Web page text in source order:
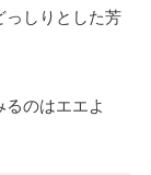
っしりとした芳
のはエエよ